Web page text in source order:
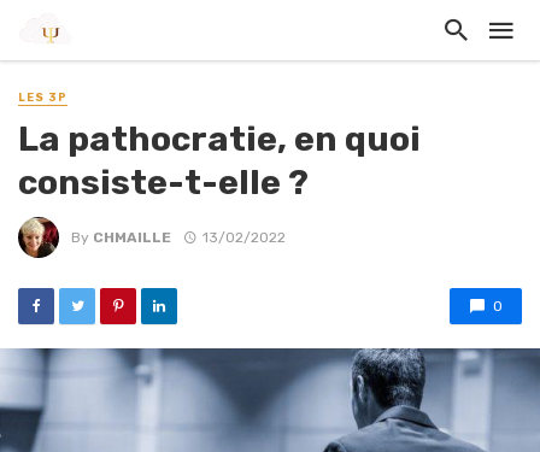
LES 3P
La pathocratie, en quoi
consiste-t-elle ?
By CHMAILLE 13/02/2022
0